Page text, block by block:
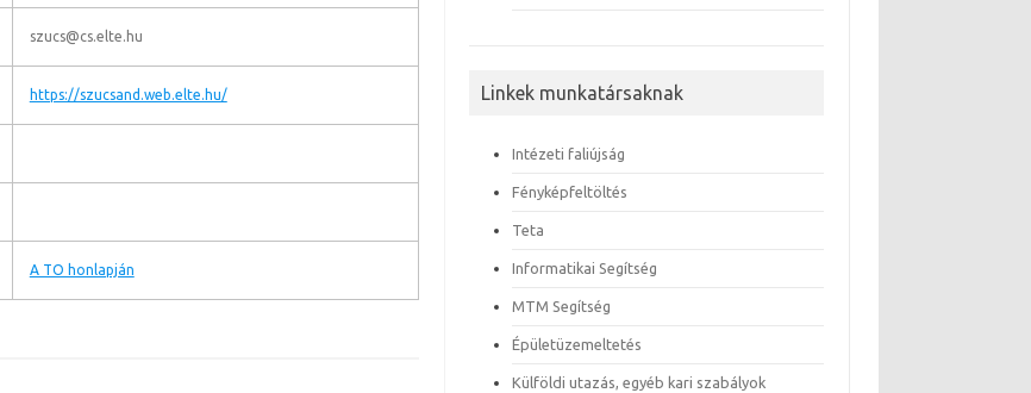
szucs@cs.elte.hu
https://szucsand.web.elte.hu/
A TO honlapján
Linkek munkatársaknak
Intézeti faliújság
Fényképfeltöltés
Teta
Informatikai Segítség
MTM Segítség
Épületüzemeltetés
Külföldi utazás, egyéb kari szabályok